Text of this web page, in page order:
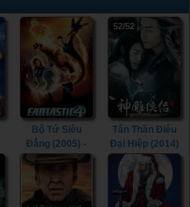
Bộ Tứ Siêu
Đẳng (2005) -
Fantastic Four
(2005)
52/52
Tân Thần Điêu
Đại Hiệp (2014)
- The Romance
of the Condor
Heroes (2014)